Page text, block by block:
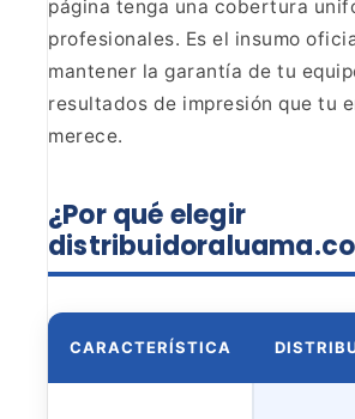
página tenga una cobertura
profesionales. Es el insumo
mantener la garantía de tu
resultados de impresión que tu
merece.
¿Por qué elegir
CARACTERÍSTICA